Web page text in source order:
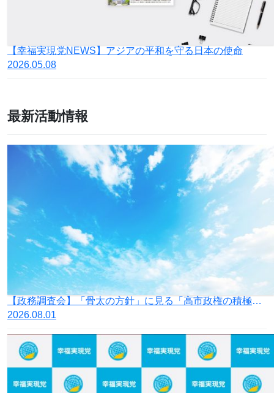
【幸福実現党NEWS】アジアの平和を守る日本の使命
2026.05.08
最新活動情報
【政務調査会】「骨太の方針」に見る「高市政権の積極財政」の落とし穴
2026.08.01